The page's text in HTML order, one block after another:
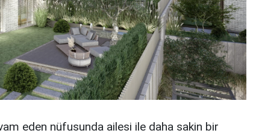
eden nüfusunda ailesi ile daha sakin bir